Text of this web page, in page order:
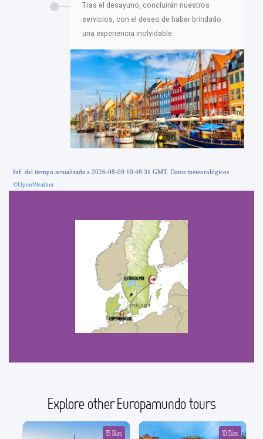
Tras el desayuno, concluirán nuestros
servicios, con el deseo de haber brindado
una experiencia inolvidable.
Inf. del tiempo actualizada a 2026-08-09 10:48:31 GMT. Datos meteorológicos
©OpenWeather
Explore other Europamundo tours
15 Días 10 Días